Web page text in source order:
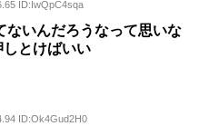
ID:IwQpC4sqa
ないんだろうなって思いな
とけばいい
ID:Ok4Gud2H0